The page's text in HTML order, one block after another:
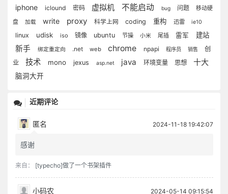
iphone iclound 密码 虚拟机 不能启动 bug 问题
移动硬
盘
加载 write proxy 科学上网 coding 重构 迅雷 ie10
linux udisk iso 镜像 ubuntu 节操 小米 尾插 雷军 建站
新手 绑定重定向 .net web chrome npapi 程序员 销售
创
业
技术 mono jexus asp.net java 环境变量 思想 十大
脑洞大开
近期评论
匿名 2024-11-18 19:42:07
感谢
来自： [typecho]做了一个书架插件
小码农 2024-05-14 09:15:54